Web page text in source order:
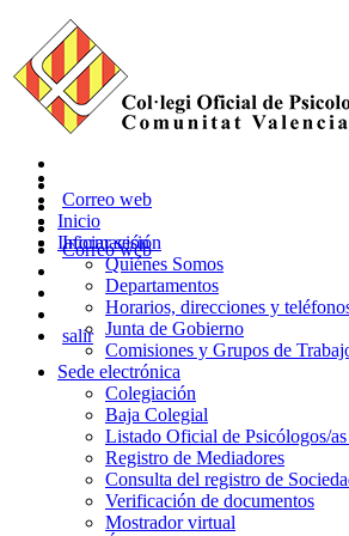
Correo web
Iniciar sesión
Correo web
salir
Inicio
Información
Quiénes Somos
Departamentos
Horarios, direcciones y
Junta de Gobierno
Comisiones y Grupos de
Sede electrónica
Colegiación
Baja Colegial
Listado Oficial de Psicólogos/
Registro de Mediadores
Consulta del registro de
Verificación de documentos
Mostrador virtual